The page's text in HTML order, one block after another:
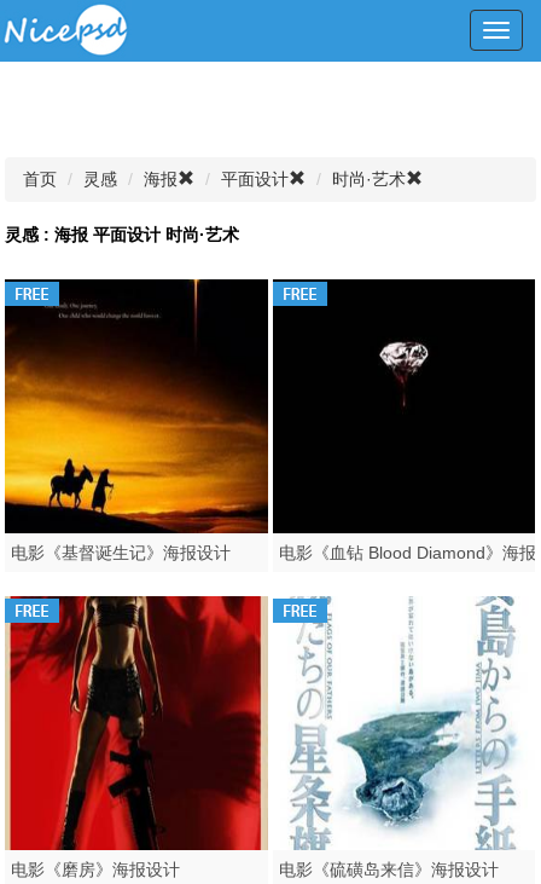
首页 灵感 海报 平面设计 时尚·艺术
灵感 : 海报 平面设计 时尚·艺术
电影《基督诞生记》海报设计
电影《磨房》海报设计 电影《硫磺岛来信》海报设计